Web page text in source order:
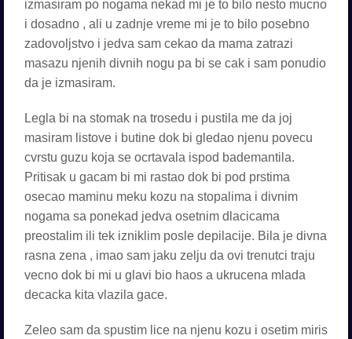
izmasiram po nogama nekad mi je to bilo nesto mucno
i dosadno , ali u zadnje vreme mi je to bilo posebno
zadovoljstvo i jedva sam cekao da mama zatrazi
masazu njenih divnih nogu pa bi se cak i sam ponudio
da je izmasiram.
Legla bi na stomak na trosedu i pustila me da joj
masiram listove i butine dok bi gledao njenu povecu
cvrstu guzu koja se ocrtavala ispod bademantila.
Pritisak u gacam bi mi rastao dok bi pod prstima
osecao maminu meku kozu na stopalima i divnim
nogama sa ponekad jedva osetnim dlacicama
preostalim ili tek izniklim posle depilacije. Bila je divna
rasna zena , imao sam jaku zelju da ovi trenutci traju
vecno dok bi mi u glavi bio haos a ukrucena mlada
decacka kita vlazila gace.
Zeleo sam da spustim lice na njenu kozu i osetim miris